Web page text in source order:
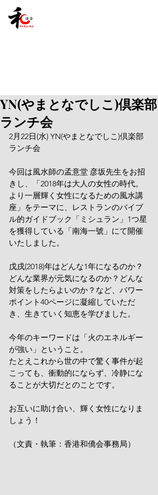
YN(やまとなでしこ)倶楽部
ランチ会
2月22日(水) YN(やまとなでしこ)倶楽部
ランチ会
今回は風水師の孟意堂 彦坂先生をお招
きし、「2018年は大人の女性の時代。
より一層輝く女性になるための風水講
座」をテーマに、レストランのバイブ
ル的ガイドブック「ミシュラン」1つ星
を獲得している「南海一號」にて開催
いたしました。
戊戌(2018)年はどんな1年になるのか？
どんな業界が元気になるのか？どんな
対策をしたらよいのか？など、パワー
ポイント40ページに凝縮していただ
き、生きていく知恵を学びました。
今年のキーワードは「火のエネルギー
が強い」ということ。
たとえこれから世の中で驚く事件が起
こっても、衝動的にならず、冷静にな
ることが大切だとのことです。
お互いに助け合い、輝く女性になりま
しょう！
（文責・執筆：香港和僑会事務局）